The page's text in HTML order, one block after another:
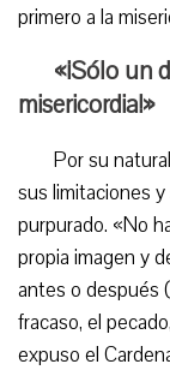
primero a la
«¡Sólo un
misericordia!»
Por su
sus limitaciones
purpurado. «No
propia imagen y
antes o después
fracaso, el
expuso el